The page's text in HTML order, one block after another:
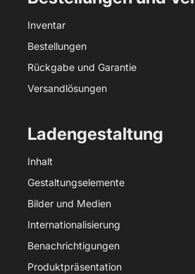
Inventar
Bestellungen
Rückgabe und Garantie
Versandlösungen
Ladengestaltung
Inhalt
Gestaltungselemente
Bilder und Medien
Internationalisierung
Benachrichtigungen
Produktpräsentation